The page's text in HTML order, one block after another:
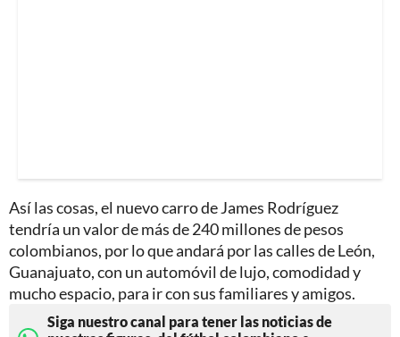
Así las cosas, el nuevo carro de James Rodríguez
tendría un valor de más de 240 millones de pesos
colombianos, por lo que andará por las calles de León,
Guanajuato, con un automóvil de lujo, comodidad y
mucho espacio, para ir con sus familiares y amigos.
Siga nuestro canal para tener las noticias de